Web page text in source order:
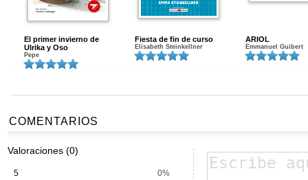
El primer invierno de
Ulrika y Oso
Pepe
Fiesta de fin de curso
Elisabeth Steinkellner
ARIOL
Emmanuel Guibert
COMENTARIOS
Valoraciones (0)
5
0%